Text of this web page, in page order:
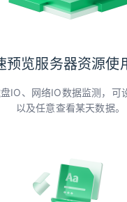
预览服务器资源使
IO、网络IO数据监测，可
以及任意查看某天数据。